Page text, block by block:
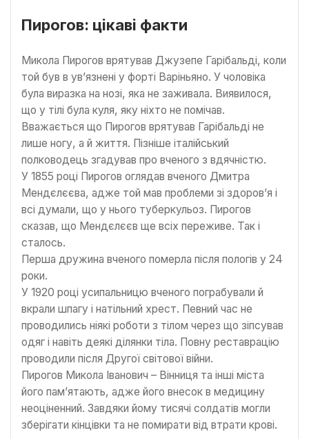
Пирогов: цікаві факти
Микола Пирогов врятував Джузепе Гарібальді, коли
той був в ув’язнені у форті Варіньяно. У чоловіка
була виразка на нозі, яка не заживала. Виявилося,
що у тілі була куля, яку ніхто не помічав.
Вважається що Пирогов врятував Гарібальді не
лише ногу, а й життя. Пізніше італійський
полководець згадував про вченого з вдячністю.
У 1855 році Пирогов оглядав вченого Дмитра
Мендєлєєва, адже той мав проблеми зі здоров’я і
всі думали, що у нього туберкульоз. Пирогов
сказав, що Мендєлєєв ще всіх переживе. Так і
сталось.
Перша дружина вченого померла після пологів у 24
роки.
У 1920 році усипальницю вченого пограбували й
вкрали шпагу і натільний хрест. Певний час не
проводились ніякі роботи з тілом через що зіпсував
одяг і навіть деякі ділянки тіла. Повну реставрацію
проводили після Другої світової війни.
Пирогов Микола Іванович – Вінниця та інші міста
його пам’ятають, адже його внесок в медицину
неоціненний. Завдяки йому тисячі солдатів могли
зберігати кінцівки та не помирати від втрати крові.